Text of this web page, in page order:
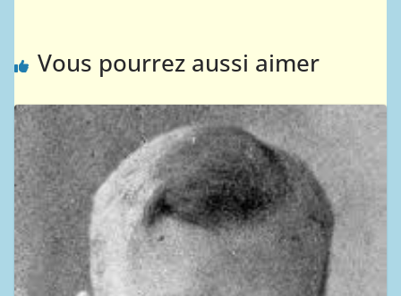
Vous pourrez aussi aimer